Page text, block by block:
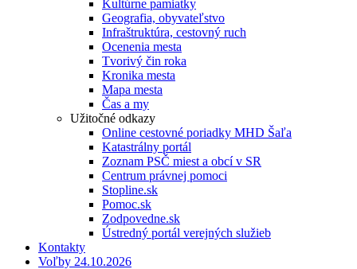
Kultúrne pamiatky
Geografia, obyvateľstvo
Infraštruktúra, cestovný ruch
Ocenenia mesta
Tvorivý čin roka
Kronika mesta
Mapa mesta
Čas a my
Užitočné odkazy
Online cestovné poriadky MHD Šaľa
Katastrálny portál
Zoznam PSČ miest a obcí v SR
Centrum právnej pomoci
Stopline.sk
Pomoc.sk
Zodpovedne.sk
Ústredný portál verejných služieb
Kontakty
Voľby 24.10.2026